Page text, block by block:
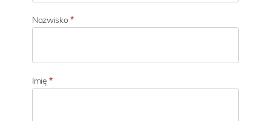
w
ó
k
t
Nazwisko*
Imię*